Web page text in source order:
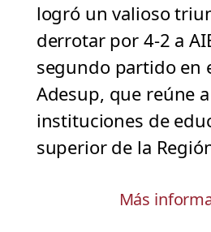
logró un valioso
derrotar por 4-2 a
segundo partido en
Adesup, que reúne
instituciones de
superior de la
Más